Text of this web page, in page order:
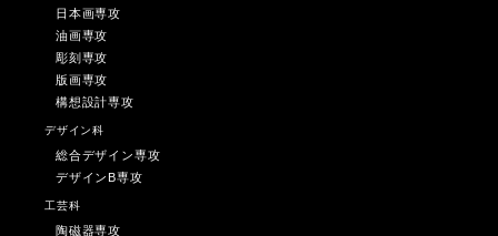
日本画専攻
油画専攻
彫刻専攻
版画専攻
構想設計専攻
デザイン科
総合デザイン専攻
デザインB専攻
工芸科
陶磁器専攻